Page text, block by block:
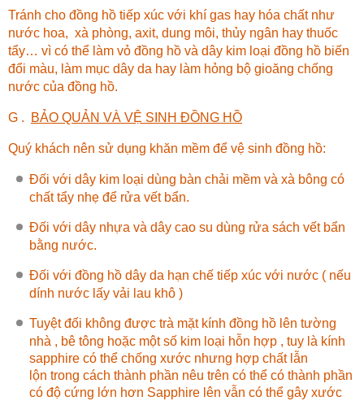
Tránh cho đồng hồ tiếp xúc với khí gas hay hóa chất như
nước hoa, xà phòng, axit, dung môi, thủy ngân hay thuốc
tẩy… vì có thể làm vỏ đồng hồ và dây kim loại đồng hồ biến
đổi màu, làm mục dây da hay làm hỏng bộ gioăng chống
nước của đồng hồ.
G . BẢO QUẢN VÀ VỆ SINH ĐỒNG HỒ
Quý khách nên sử dụng khăn mềm để vệ sinh đồng hồ:
Đối với dây kim loại dùng bàn chải mềm và xà bông có
chất tẩy nhẹ để rửa vết bẩn.
Đối với dây nhựa và dây cao su dùng rửa sách vết bẩn
bằng nước.
Đối với đồng hồ dây da hạn chế tiếp xúc với nước ( nếu
dính nước lấy vải lau khô )
Tuyệt đối không được trà mặt kính đồng hồ lên tường
nhà , bê tông hoặc một số kim loại hỗn hợp , tuy là kính
sapphire có thể chống xước nhưng hợp chất lẫn
lộn trong cách thành phần nêu trên có thể có thành phần
có độ cứng lớn hơn Sapphire lên vẫn có thể gây xước